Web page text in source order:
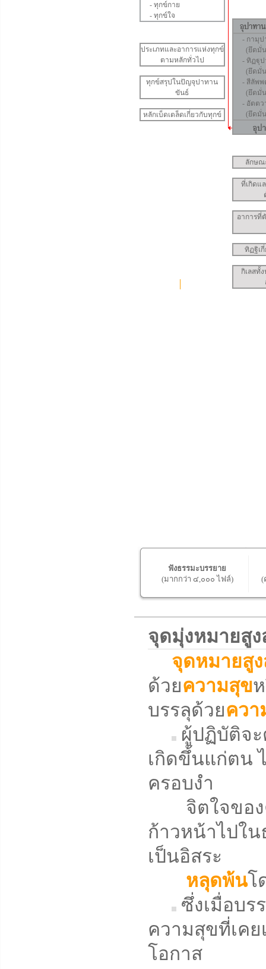
- ทุกข์กาย
- ทุกข์ใจ
ประเภทและอาการแห่งทุกข์
ตามหลักทั่วไป
ทุกข์สรุปในปัญจุปาทาน
ขันธ์
หลักเบ็ดเตล็ดเกี่ยวกับทุกข์
- กามุป
(ยึดมั่น
- ทิฏฐุป
(ยึดมั่น
- สีลัพ
(ยึดมั่น
- อัตต
(ยึดมั่น
ลักษณ
ที่เกิดแ
อาการที่
ทิฏฐิเ
กิเลสทั้
ฟังธรรมะบรรยาย
(มากกว่า ๔,๐๐๐ ไฟล์)
(
จุดมุ่งหมายสู
จุดหมายสู
ด้วยความสุข
บรรลุด้วยคว
ผู้ปฏิบัติจะ
เกิดขึ้นแก่ตน
ครอบงำ
จิตใจของ
ก้าวหน้าไปใน
เป็นอิสระ
หลุดพ้นโ
ซึ่งเมื่อบร
ความสุขที่เค
โอกาส